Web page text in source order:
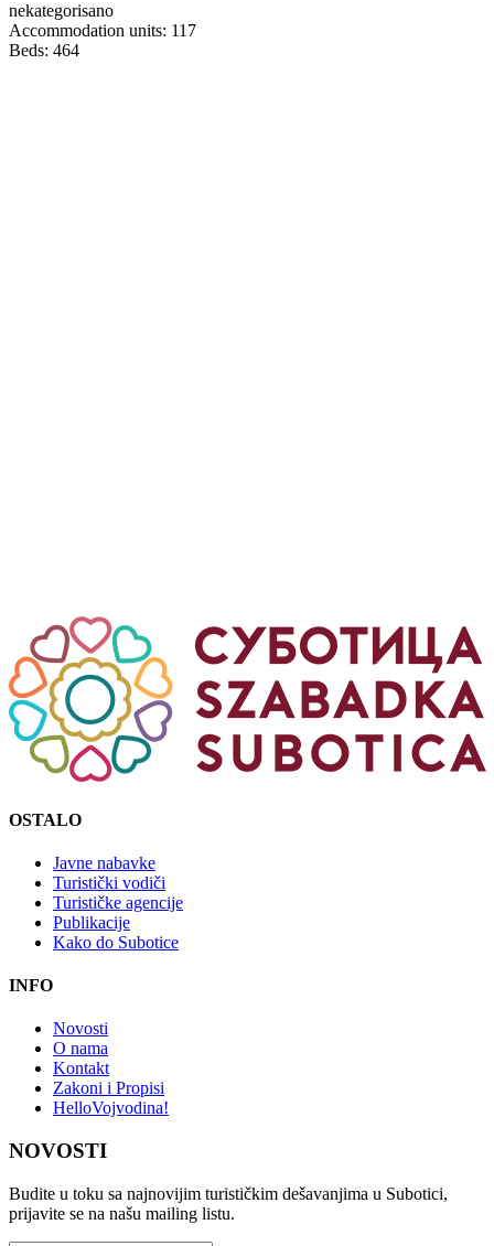
nekategorisano
Accommodation units: 117
Beds: 464
OSTALO
Javne nabavke
Turistički vodiči
Turističke agencije
Publikacije
Kako do Subotice
INFO
Novosti
O nama
Kontakt
Zakoni i Propisi
HelloVojvodina!
NOVOSTI
Budite u toku sa najnovijim turističkim dešavanjima u Subotici,
prijavite se na našu mailing listu.